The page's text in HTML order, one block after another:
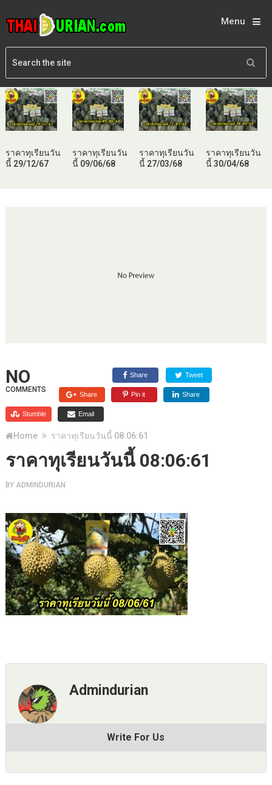
Menu
ราคาทุเรียนวัน
นี้ 29/12/67
ราคาทุเรียนวัน
นี้ 09/06/68
ราคาทุเรียนวัน
นี้ 27/03/68
ราคาทุเรียนวัน
นี้ 30/04/68
NO
COMMENTS
Share Tweet
Share Pin it Share
Stumble Email
Home ราคาทุเรียนวันนี้ 08:06:61
ราคาทุเรียนวันนี้ 08:06:61
BY ADMINDURIAN
Admindurian
Write For Us